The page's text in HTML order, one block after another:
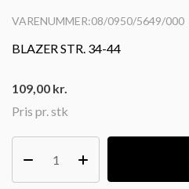
VARENUMMER:08/0950/5649/000
BLAZER STR. 34-44
Pris pr. stk
109,00 kr.